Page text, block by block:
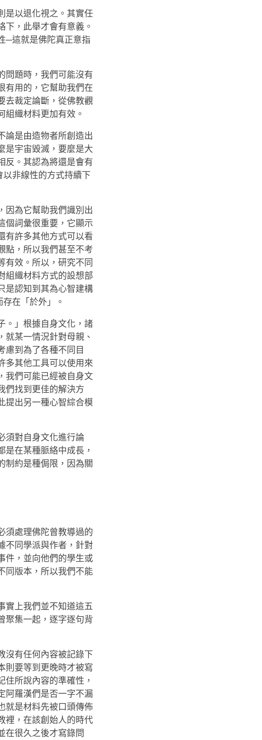
是以退化視之。其實任
下，此舉才會有意義。
─這就是佛陀真正意指
問題時，我們可能沒有
有用的，它幫助我們在
去裁定論斷，從佛教觀
組織材料更加有效。
論是由造物者所創造出
是宇宙毀滅，要麼是大
反。其認為將還是會有
非線性的方式持續下
因為它幫助我們識別出
個詞彙很重要，它顯示
有許多其他方式可以看
點，所以我們甚至不考
有效。所以，研究不同
組織材料方式的設想部
是認知到其為心智建構
存在「於外」。
。」根據自身文化，諸
就某一情況針對母親、
慮到為了各種不同目
多其他工具可以使用來
我們可能已經被自身文
們找到更佳的解決方
提出另一種心智綜合模
須對自身文化進行論
在某種脈絡中成長，
制約是種侷限，因為關
須處理佛陀曾教導過的
不同學派與作者，針對
件，並向他們的學生或
同版本，所以我們不能
實上我們並不知道這五
聚集一起，逐字逐句背
沒有任何內容被記錄下
則要等到更晚時才被寫
所說內容的準確性，
阿羅漢們是否一字不漏
就是材料先被口頭傳佈
裡，在該創始人的時代
在很久之後才寫錄問